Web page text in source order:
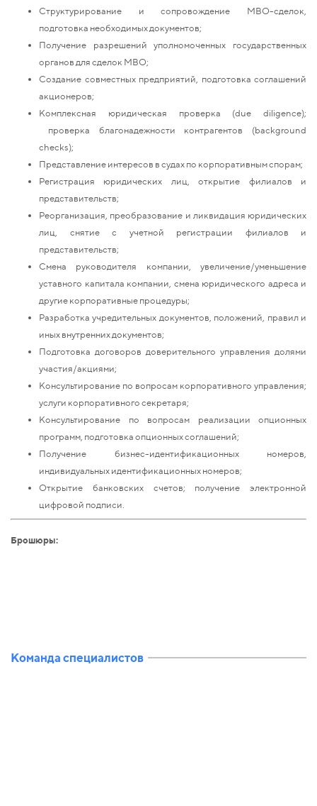
Структурирование и сопровождение MBO-сделок,
подготовка необходимых документов;
Получение разрешений уполномоченных государственных
органов для сделок MBO;
Создание совместных предприятий, подготовка соглашений
акционеров;
Комплексная юридическая проверка (due diligence);
проверка благонадежности контрагентов (background
checks);
Представление интересов в судах по корпоративным спорам;
Регистрация юридических лиц, открытие филиалов и
представительств;
Реорганизация, преобразование и ликвидация юридических
лиц, снятие с учетной регистрации филиалов и
представительств;
Смена руководителя компании, увеличение/уменьшение
уставного капитала компании, смена юридического адреса и
другие корпоративные процедуры;
Разработка учредительных документов, положений, правил и
иных внутренних документов;
Подготовка договоров доверительного управления долями
участия/акциями;
Консультирование по вопросам корпоративного управления;
услуги корпоративного секретаря;
Консультирование по вопросам реализации опционных
программ, подготовка опционных соглашений;
Получение бизнес-идентификационных номеров,
индивидуальных идентификационных номеров;
Открытие банковских счетов; получение электронной
цифровой подписи.
Брошюры:
Команда специалистов